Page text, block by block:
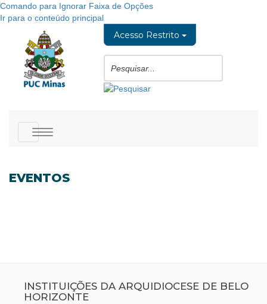
Comando para Ignorar Faixa de Opções
Ir para o conteúdo principal
Acesso Restrito
Toggle
navigation
EVENTOS
INSTITUIÇÕES DA ARQUIDIOCESE DE BELO
HORIZONTE